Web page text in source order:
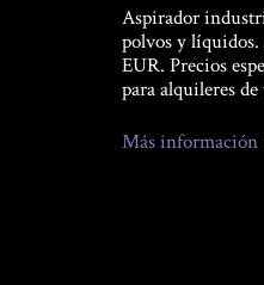
Aspirador
polvos y
EUR. Precios
para alquileres
Más información